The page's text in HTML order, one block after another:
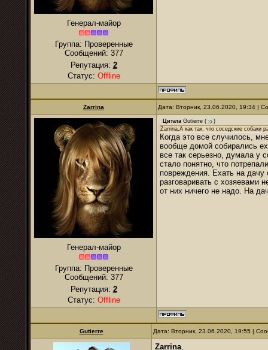
Генерал-майор
Группа: Проверенные
Сообщений: 377
Репутация: 2
Статус: Offline
Zarrina Дата: Вторник, 23.06.2020, 19:34 |
Генерал-майор
Группа: Проверенные
Сообщений: 377
Репутация: 2
Статус: Offline
Цитата Gutierre (
)
Zarrina,А как так, что соседские собаки
Когда это все случилось,
вообще домой собирались
все так серьезно, думала у
стало понятно, что
повреждения. Ехать на
разговаривать с хозяевами
от них ничего не надо. На
Gutierre Дата: Вторник, 23.06.2020, 19:55 |
Zarrina,